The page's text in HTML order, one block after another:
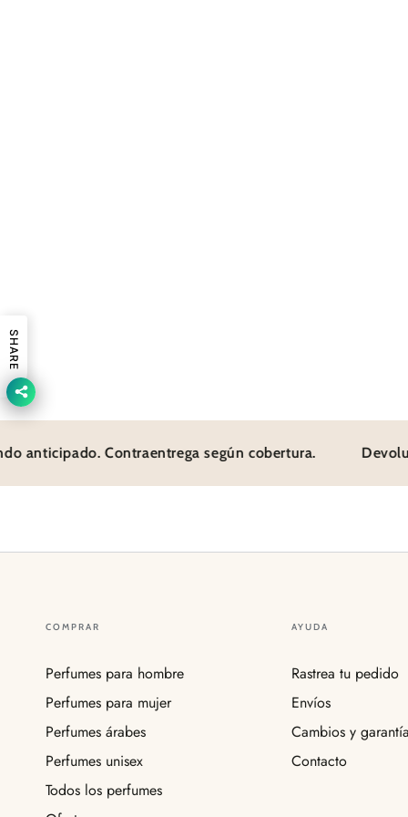
Contraentrega según cobertura.
COMPRAR
Perfumes para hombre
Perfumes para mujer
Perfumes árabes
Perfumes unisex
Todos los perfumes
AYUDA
Rastrea tu pedido
Envíos
Cambios y
Contacto
SHARE